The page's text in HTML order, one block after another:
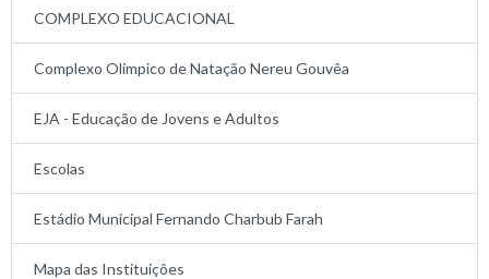
COMPLEXO EDUCACIONAL
Complexo Olímpico de Natação Nereu Gouvêa
EJA - Educação de Jovens e Adultos
Escolas
Estádio Municipal Fernando Charbub Farah
Mapa das Instituições